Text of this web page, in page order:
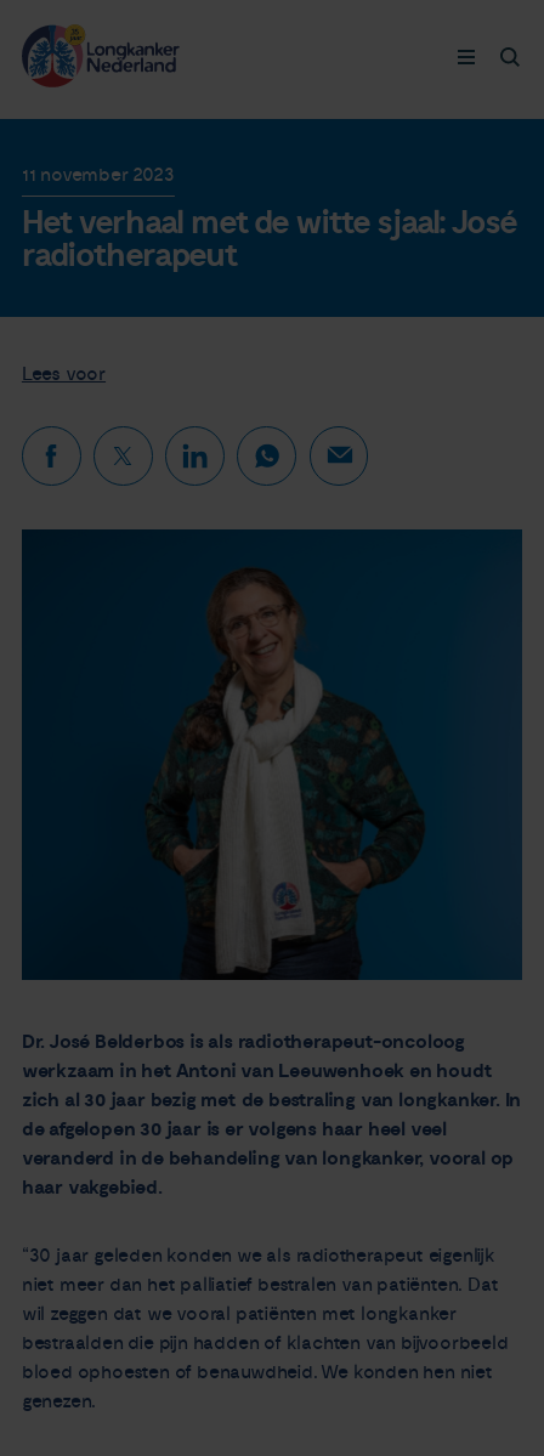
Zorgverleners
Longkanker
Leven met
Thymuskankers
Steun ons
11 november 2023
Het verhaal met de witte sjaal: José
radiotherapeut
Lees voor
Dr. José Belderbos is als radiotherapeut-oncoloog
werkzaam in het Antoni van Leeuwenhoek en houdt
zich al 30 jaar bezig met de bestraling van longkanker. In
de afgelopen 30 jaar is er volgens haar heel veel
veranderd in de behandeling van longkanker, vooral op
haar vakgebied.
“30 jaar geleden konden we als radiotherapeut eigenlijk
niet meer dan het palliatief bestralen van patiënten. Dat
wil zeggen dat we vooral patiënten met longkanker
bestraalden die pijn hadden of klachten van bijvoorbeeld
bloed ophoesten of benauwdheid. We konden hen niet
genezen.